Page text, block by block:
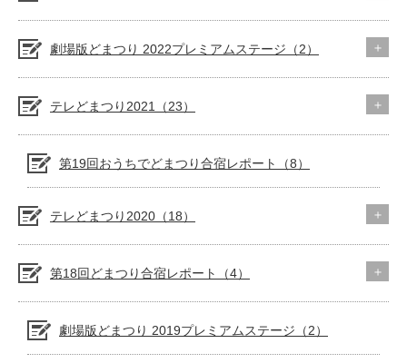
劇場版どまつり 2022プレミアムステージ（2）
テレどまつり2021（23）
第19回おうちでどまつり合宿レポート（8）
テレどまつり2020（18）
第18回どまつり合宿レポート（4）
劇場版どまつり 2019プレミアムステージ（2）